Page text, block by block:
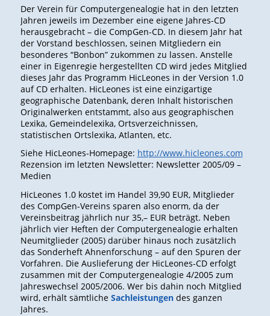
Der Verein für Computergenealogie hat in den letzten
Jahren jeweils im Dezember eine eigene Jahres-CD
herausgebracht – die CompGen-CD. In diesem Jahr hat
der Vorstand beschlossen, seinen Mitgliedern ein
besonderes “Bonbon” zukommen zu lassen. Anstelle
einer in Eigenregie hergestellten CD wird jedes Mitglied
dieses Jahr das Programm HicLeones in der Version 1.0
auf CD erhalten. HicLeones ist eine einzigartige
geographische Datenbank, deren Inhalt historischen
Originalwerken entstammt, also aus geographischen
Lexika, Gemeindelexika, Ortsverzeichnissen,
statistischen Ortslexika, Atlanten, etc.
Siehe HicLeones-Homepage: http://www.hicleones.com
Rezension im letzten Newsletter: Newsletter 2005/09 –
Medien
HicLeones 1.0 kostet im Handel 39,90 EUR, Mitglieder
des CompGen-Vereins sparen also enorm, da der
Vereinsbeitrag jährlich nur 35,– EUR beträgt. Neben
jährlich vier Heften der Computergenealogie erhalten
Neumitglieder (2005) darüber hinaus noch zusätzlich
das Sonderheft Ahnenforschung – auf den Spuren der
Vorfahren. Die Auslieferung der HicLeones-CD erfolgt
zusammen mit der Computergenealogie 4/2005 zum
Jahreswechsel 2005/2006. Wer bis dahin noch Mitglied
wird, erhält sämtliche Sachleistungendes ganzen
Jahres.